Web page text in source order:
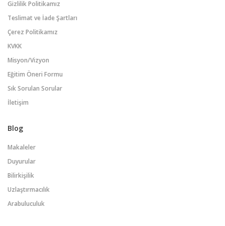
Gizlilik Politikamız
Teslimat ve İade Şartları
Çerez Politikamız
KVKK
Misyon/Vizyon
Eğitim Öneri Formu
Sık Sorulan Sorular
İletişim
Blog
Makaleler
Duyurular
Bilirkişilik
Uzlaştırmacılık
Arabuluculuk